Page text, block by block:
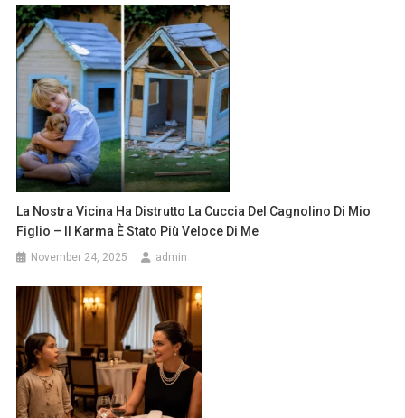
La Nostra Vicina Ha Distrutto La Cuccia Del Cagnolino Di Mio
Figlio – Il Karma È Stato Più Veloce Di Me
November 24, 2025 admin